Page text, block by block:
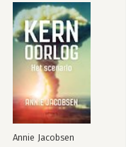
Annie Jacobsen